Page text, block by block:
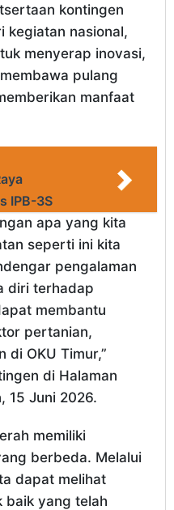
kontingen
kegiatan nasional,
menyerap inovasi,
pulang
manfaat
IPB-3S
apa yang kita
seperti ini kita
pengalaman
diri terhadap
membantu
pertanian,
di OKU Timur,”
di Halaman
15 Juni 2026.
memiliki
berbeda. Melalui
dapat melihat
baik yang telah